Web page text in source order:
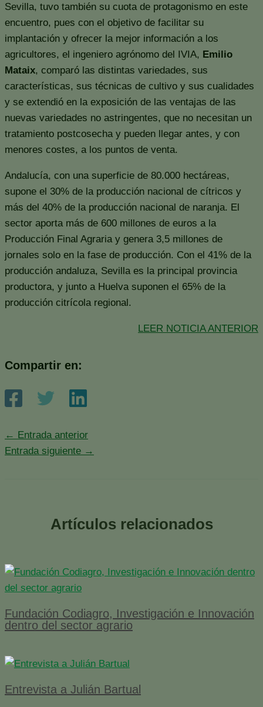
Sevilla, tuvo también su cuota de protagonismo en este
encuentro, pues con el objetivo de facilitar su
implantación y ofrecer la mejor información a los
agricultores, el ingeniero agrónomo del IVIA, Emilio
Mataix, comparó las distintas variedades, sus
características, sus técnicas de cultivo y sus cualidades
y se extendió en la exposición de las ventajas de las
nuevas variedades no astringentes, que no necesitan un
tratamiento postcosecha y pueden llegar antes, y con
menores costes, a los puntos de venta.
Andalucía, con una superficie de 80.000 hectáreas,
supone el 30% de la producción nacional de cítricos y
más del 40% de la producción nacional de naranja. El
sector aporta más de 600 millones de euros a la
Producción Final Agraria y genera 3,5 millones de
jornales solo en la fase de producción. Con el 41% de la
producción andaluza, Sevilla es la principal provincia
productora, y junto a Huelva suponen el 65% de la
producción citrícola regional.
LEER NOTICIA ANTERIOR
Compartir en:
← Entrada anterior
Entrada siguiente →
Artículos relacionados
Fundación Codiagro, Investigación e Innovación
dentro del sector agrario
Entrevista a Julián Bartual